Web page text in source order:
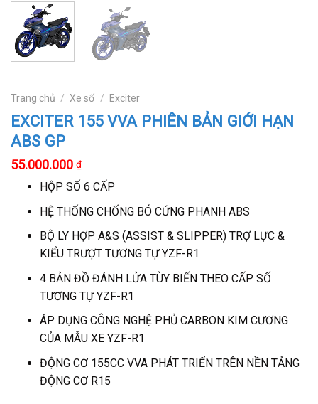
Trang chủ / Xe số / Exciter
EXCITER 155 VVA PHIÊN BẢN GIỚI HẠN
ABS GP
55.000.000 ₫
HỘP SỐ 6 CẤP
HỆ THỐNG CHỐNG BÓ CỨNG PHANH ABS
BỘ LY HỢP A&S (ASSIST & SLIPPER) TRỢ LỰC &
KIỂU TRƯỢT TƯƠNG TỰ YZF-R1
4 BẢN ĐỒ ĐÁNH LỬA TÙY BIẾN THEO CẤP SỐ
TƯƠNG TỰ YZF-R1
ÁP DỤNG CÔNG NGHỆ PHỦ CARBON KIM CƯƠNG
CỦA MẪU XE YZF-R1
ĐỘNG CƠ 155CC VVA PHÁT TRIỂN TRÊN NỀN TẢNG
ĐỘNG CƠ R15